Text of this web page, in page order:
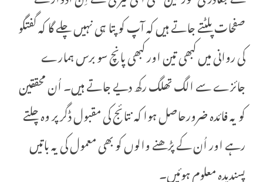
صفحات پلٹتے جاتے ہیں کہ آپ کو پتا ہی نہیں چلے گا کہ گفتگو
کی روانی میں کبھی تین اور کبھی پانچ سو برس ہمارے
جائزے سے الگ تھلگ رکھ دیے جاتے ہیں۔ اُن محققین
کو یہ فائدہ ضرورحاصل ہوا کہ نتائج کی مقبول ڈگر پر وہ چلتے
رہے اور اُن کے پڑھنے والوں کو بھی معمول کی یہ باتیں
پسندیدہ معلوم ہوئیں۔